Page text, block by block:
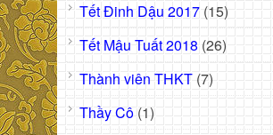
Tết Đinh Dậu 2017 (15)
Tết Mậu Tuất 2018 (26)
Thành viên THKT (7)
Thầy Cô (1)